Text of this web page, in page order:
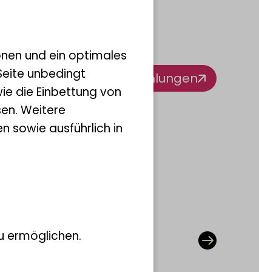
Alle Sammlungen
und ein optimales
unbedingt
die Einbettung von
Weitere
sowie ausführlich in
ermöglichen.